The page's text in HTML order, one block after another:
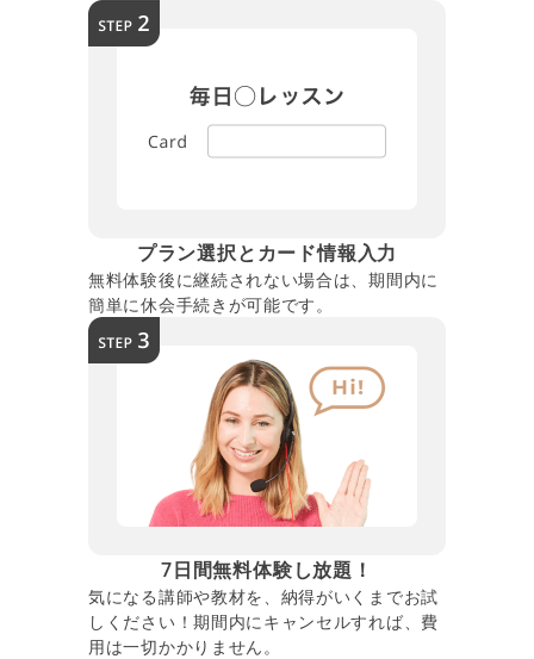
プラン選択とカード情報入力
無料体験後に継続されない場合は、期間内に
簡単に休会手続きが可能です。
7日間無料体験し放題！
気になる講師や教材を、納得がいくまでお試
しください！期間内にキャンセルすれば、費
用は一切かかりません。